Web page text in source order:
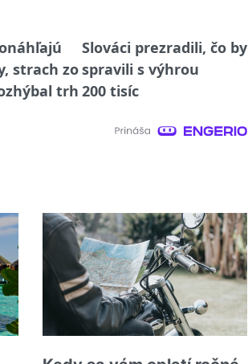
strach zo
trh
Slováci prezradili, čo by
spravili s výhrou
200 tisíc